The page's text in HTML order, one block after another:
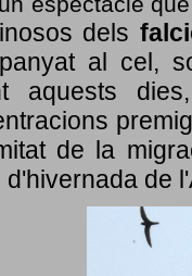
dels
al cel,
aquests
de la
d'hivernada de